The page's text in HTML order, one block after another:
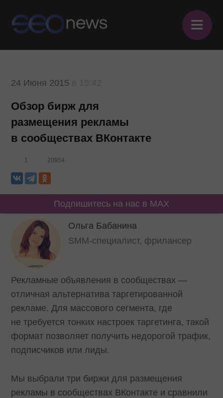
≡
24 Июня 2015
Обзор бирж для
размещения рекламы
в сообществах ВКонтакте
1 20954
Подпишитесь на нас в MAX
Ольга Бабанина
SMM-специалист, фрилансер
Рекламные объявления в сообществах —
отличная альтернатива таргетированной
рекламе. Для массового сегмента, где
не требуется тонких настроек таргетинга, такой
формат позволяет получить недорогой трафик,
подписчиков или лиды.
Мы выбрали три биржи для размещения
рекламы в сообществах ВКонтакте и сравнили